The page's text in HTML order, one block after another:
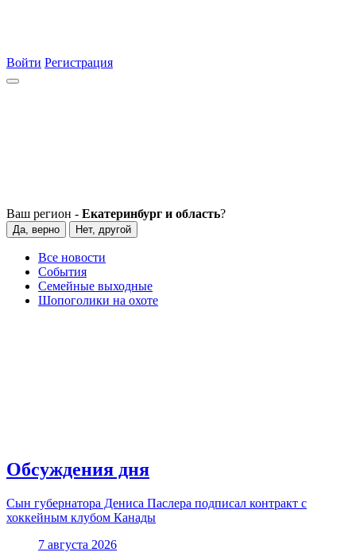
Войти Регистрация
Ваш регион - Екатеринбург и область?
Да, верно Нет, другой
Все новости
События
Семейные выходные
Шопоголики на охоте
Обсуждения дня
Сын губернатора Дениса Паслера подписал контракт с
хоккейным клубом Канады
7 августа 2026